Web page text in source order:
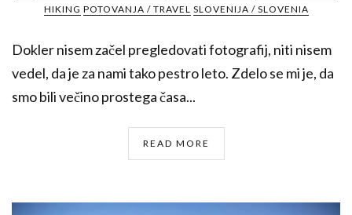
HIKING POTOVANJA / TRAVEL SLOVENIJA / SLOVENIA
Dokler nisem začel pregledovati fotografij, niti nisem
vedel, da je za nami tako pestro leto. Zdelo se mi je, da
smo bili večino prostega časa...
READ MORE